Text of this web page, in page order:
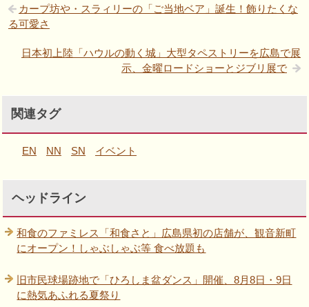
カープ坊や・スラィリーの「ご当地ベア」誕生！飾りたくな
る可愛さ
日本初上陸「ハウルの動く城」大型タペストリーを広島で展
示、金曜ロードショーとジブリ展で
関連タグ
EN NN SN イベント
ヘッドライン
和食のファミレス「和食さと」広島県初の店舗が、観音新町
にオープン！しゃぶしゃぶ等 食べ放題も
旧市民球場跡地で「ひろしま盆ダンス」開催、8月8日・9日
に熱気あふれる夏祭り